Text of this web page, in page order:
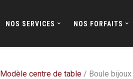
NOS SERVICES NOS FORFAITS
Modèle centre de table / Boule bijoux